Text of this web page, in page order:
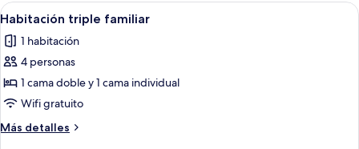
Abrir
todas
las
fotos
de
Habitación
triple
familiar
Una casa moderna de dos pisos
1
Habitación triple familiar
1 habitación
4 personas
1 cama doble y 1 cama individual
Wifi gratuito
Más detalles
Más